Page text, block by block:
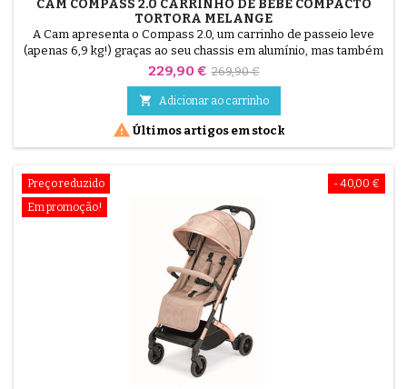
CAM COMPASS 2.0 CARRINHO DE BEBÉ COMPACTO
TORTORA MELANGE
A Cam apresenta o Compass 2.0, um carrinho de passeio leve
(apenas 6,9 kg!) graças ao seu chassis em alumínio, mas também
extremamente compacto para facilitar a sua vida quando está em
movimento: comboio, metro, carro... Graças, nomeadamente, ao
seu sistema de dobragem com uma só mão, que fica na vertical
quando dobrado para facilitar o transporte com a...
Preço
229,90 € Preço
normal
269,90 €
 Adicionar ao carrinho
 Últimos artigos em stock
- 40,00 €
Preço reduzido
Em promoção!